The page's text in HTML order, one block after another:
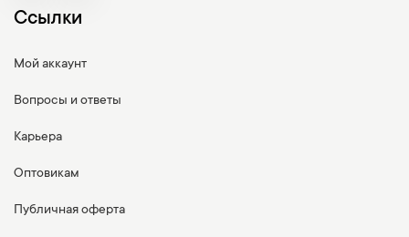
Ссылки
Мой аккаунт
Вопросы и ответы
Карьера
Оптовикам
Публичная оферта